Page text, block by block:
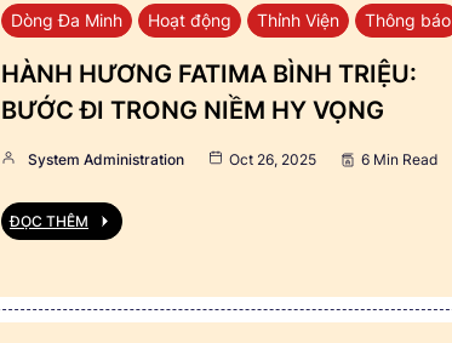
Dòng Đa Minh Hoạt động Thỉnh Viện Thông báo
HÀNH HƯƠNG FATIMA BÌNH TRIỆU:
BƯỚC ĐI TRONG NIỀM HY VỌNG
System Administration Oct 26, 2025 6 Min Read
ĐỌC THÊM